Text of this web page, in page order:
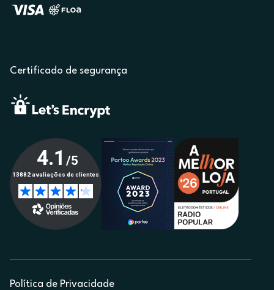
Certificado de segurança
Política de Privacidade